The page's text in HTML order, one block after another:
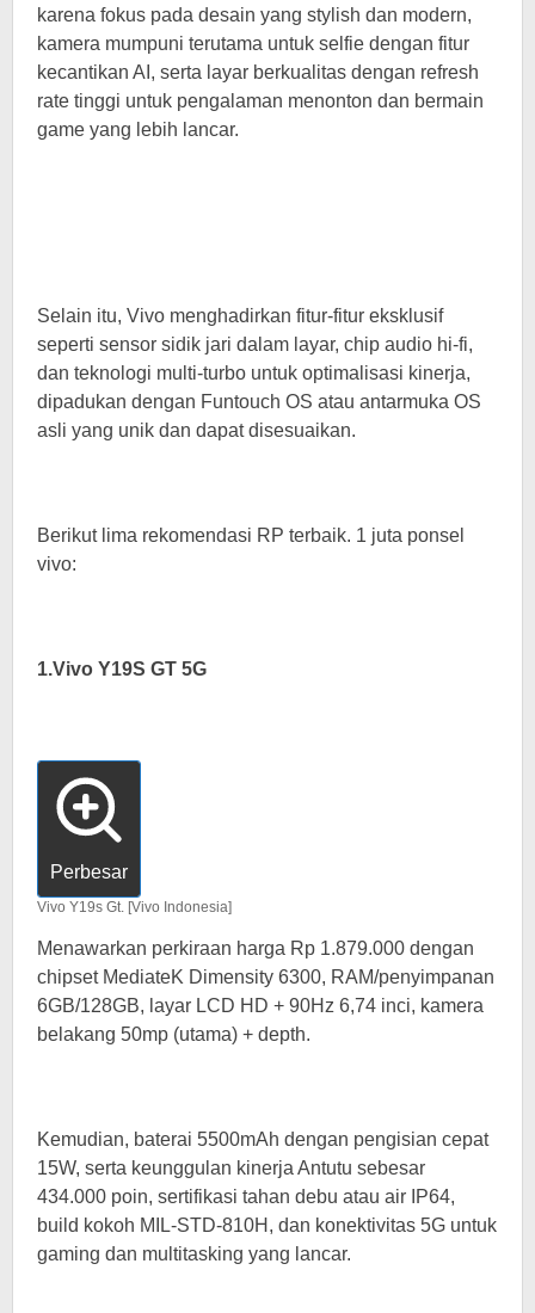
karena fokus pada desain yang stylish dan modern,
kamera mumpuni terutama untuk selfie dengan fitur
kecantikan AI, serta layar berkualitas dengan refresh
rate tinggi untuk pengalaman menonton dan bermain
game yang lebih lancar.
Selain itu, Vivo menghadirkan fitur-fitur eksklusif
seperti sensor sidik jari dalam layar, chip audio hi-fi,
dan teknologi multi-turbo untuk optimalisasi kinerja,
dipadukan dengan Funtouch OS atau antarmuka OS
asli yang unik dan dapat disesuaikan.
Berikut lima rekomendasi RP terbaik. 1 juta ponsel
vivo:
1.Vivo Y19S GT 5G
Perbesar
Vivo Y19s Gt. [Vivo Indonesia]
Menawarkan perkiraan harga Rp 1.879.000 dengan
chipset MediateK Dimensity 6300, RAM/penyimpanan
6GB/128GB, layar LCD HD + 90Hz 6,74 inci, kamera
belakang 50mp (utama) + depth.
Kemudian, baterai 5500mAh dengan pengisian cepat
15W, serta keunggulan kinerja Antutu sebesar
434.000 poin, sertifikasi tahan debu atau air IP64,
build kokoh MIL-STD-810H, dan konektivitas 5G untuk
gaming dan multitasking yang lancar.